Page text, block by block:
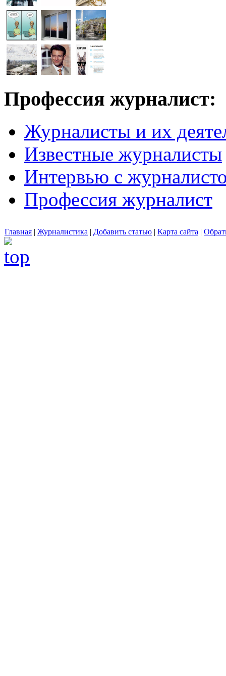
Профессия журналист:
Журналисты и их
Известные журналисты
Интервью с
Профессия журналист
Главная | Журналистика | Добавить статью | Карта сайта |